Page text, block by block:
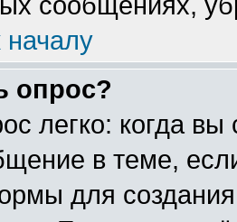
началу
опрос?
легко: когда
в теме,
для